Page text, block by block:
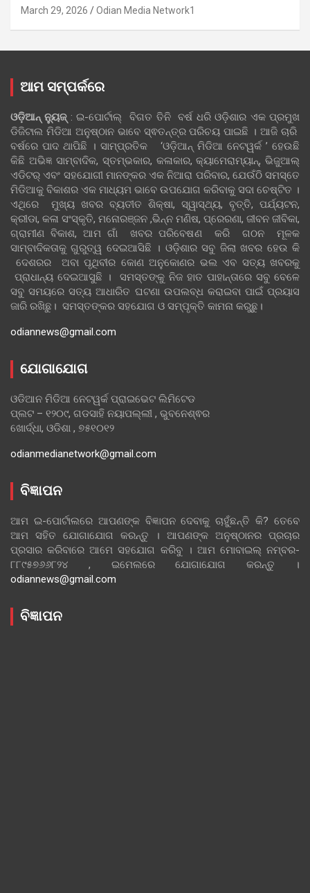
March 29, 2026 Odian Media Network1
ଆମ ସମ୍ପର୍କରେ
ଓଡ଼ିଆନ୍‍ ନ୍ୟୁଜ୍‍: ଇ-ପୋର୍ଟାଲ୍ ବିଗତ ତିନି ବର୍ଷ ଧରି ଓଡ଼ିଶାର ଏକ ପ୍ରମୁଖ
ଡିଜିଟାଲ ମିଡିଆ ଅନୁଷ୍ଠାନ ଭାବେ ସ୍ଵତନ୍ତ୍ର ପରିଚୟ ପାଇଛି । ଆଜି ଚାରି
ବର୍ଷରେ ପାଦ ଥାପିଛି । ସାମ୍ପ୍ରତିକ ‘ଓଡ଼ିଆନ୍‍ ମିଡିଆ ନେଟୱର୍କ ’ ହେଉଛି
କିଛି ଅଭିଜ୍ଞ ସାମ୍ବାଦିକ, ସ୍ତମ୍ଭକାର, କଳାକାର, କ୍ୟାମେରାମ୍ୟାନ୍, ଭିଜୁଆଲ୍
ଏଡିଟର୍ ଏବଂ ସହଯୋଗୀ ମାନଙ୍କର ଏକ ନିଆରା ପରିବାର, ଯେଉଁଠି ସମସ୍ତେ
ମିଡିଆକୁ ବିକାଶର ଏକ ମାଧ୍ୟମ ଭାବେ ଉପଯୋଗ କରିବାକୁ ସଦା ଚେଷ୍ଟିତ ।
ଏଥିରେ ମୁଖ୍ୟ ଖବର ବ୍ୟତୀତ ଶିକ୍ଷା, ସ୍ୱାସ୍ଥ୍ୟ, ବୃତ୍ତି, ପର୍ଯ୍ୟଟନ,
କ୍ରୀଡା, କଳା ସଂସ୍କୃତି, ମନୋରଞ୍ଜନ ,ଭିନ୍ନ ମଣିଷ, ପ୍ରେରଣା, ଜୀବନ ଜୀବିକା,
ଗ୍ରାମୀଣ ବିକାଶ, ଆମ ଗାଁ ଖବର ପରିବେଷଣ କରି ଗଠନ ମୂଳକ
ସାମ୍ବାଦିକତାକୁ ଗୁରୁତ୍ୱ ଦେଇଆସିଛି । ଓଡ଼ିଶାର ସବୁ ଜିଲା ଖବର ହେଉ କି
ଦେଶରର ଅବା ପୃଥିବୀର କୋଣ ଅନୁକୋଣର ଭଲ ଏବ ସତ୍ୟ ଖବରକୁ
ପ୍ରାଧାନ୍ୟ ଦେଇଆସୁଛି । ସମସ୍ତଙ୍କୁ ନିଜ ହାତ ପାହାନ୍ତାରେ ସବୁ ବେଳେ
ସବୁ ସମୟରେ ସତ୍ୟ ଆଧାରିତ ଘଟଣା ଉପଲବ୍ଧ କରାଇବା ପାଇଁ ପ୍ରୟାସ
ଜାରି ରଖିଛୁ। ସମସ୍ତଙ୍କର ସହଯୋଗ ଓ ସମ୍ପୃକ୍ତି କାମନା କରୁଛୁ।
odiannews@gmail.com
ଯୋଗାଯୋଗ
ଓଡିଆନ ମିଡିଆ ନେଟୱର୍କ ପ୍ରାଇଭେଟ ଲିମିଟେଡ
ପ୍ଲଟ – ୧୨୦୯, ଗଡସାହି ନୟାପଲ୍ଲୀ , ଭୁବନେଶ୍ଵର
ଖୋର୍ଦ୍ଧା, ଓଡିଶା , ୭୫୧୦୧୨
odianmedianetwork@gmail.com
ବିଜ୍ଞାପନ
ଆମ ଇ-ପୋର୍ଟାଲରେ ଆପଣଙ୍କ ବିଜ୍ଞାପନ ଦେବାକୁ ଚାହୁଁଛନ୍ତି କି? ତେବେ
ଆମ ସହିତ ଯୋଗାଯୋଗ କରନ୍ତୁ । ଆପଣଙ୍କ ଅନୁଷ୍ଠାନର ପ୍ରଚାର
ପ୍ରସାର କରିବାରେ ଆମେ ସହଯୋଗ କରିବୁ । ଆମ ମୋବାଇଲ୍ ନମ୍ବର-
୮୮୯୫୭୬୬୮୨୪ , ଇମେଲରେ ଯୋଗାଯୋଗ କରନ୍ତୁ ।
odiannews@gmail.com
ବିଜ୍ଞାପନ